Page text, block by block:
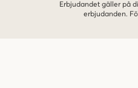
Erbjudandet gäller på
erbjudanden.